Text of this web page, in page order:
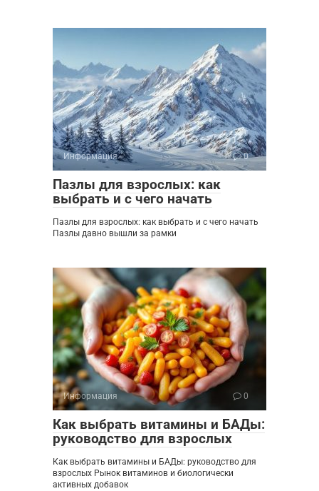
Информация 0
Пазлы для взрослых: как
выбрать и с чего начать
Пазлы для взрослых: как выбрать и с чего начать
Пазлы давно вышли за рамки
Информация 0
Как выбрать витамины и БАДы:
руководство для взрослых
Как выбрать витамины и БАДы: руководство для
взрослых Рынок витаминов и биологически
активных добавок